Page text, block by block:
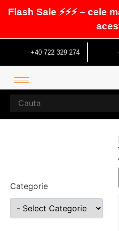
Flash Sale ⚡⚡⚡ – cele
+40 722 329 274
Categorie